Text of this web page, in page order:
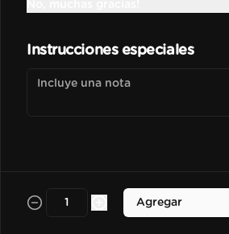
espressos,
espressos,
avellana
Instrucciones especiales
Agregar